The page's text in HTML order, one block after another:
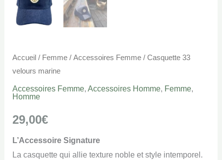
Accueil/ Femme/ Accessoires Femme/ Casquette 33
velours marine
Accessoires Femme, Accessoires Homme, Femme,
Homme
29,00€
L’Accessoire Signature
La casquette qui allie texture noble et style intemporel.